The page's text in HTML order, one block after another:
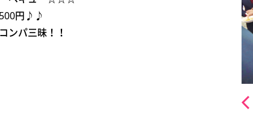
円♪♪
ンパ三昧！！